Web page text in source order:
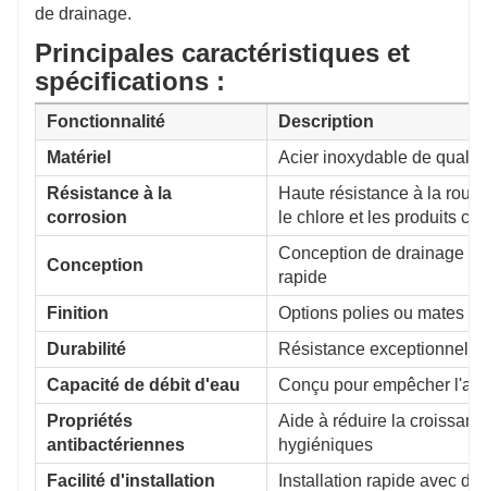
de drainage.
Principales caractéristiques et
spécifications :
Fonctionnalité
Description
Matériel
Acier inoxydable de
Résistance à la
corrosion
Haute résistance à la
le chlore et les produits
Conception
Conception de drainage à
rapide
Finition
Options polies ou mates
Durabilité
Résistance
Capacité de débit d'eau
Conçu pour empêcher
Propriétés
antibactériennes
Aide à réduire la
hygiéniques
Facilité d'installation
Installation rapide avec